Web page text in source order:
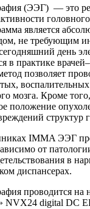
(ЭЭГ) — это
является
не требующим
день
в практике
позволяет
мозга. Кроме
положение
структур
IMMA ЭЭГ
от
в
диспансерах.
проводится на
NVX24 digital DC